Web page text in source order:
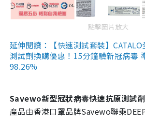
點擊圖片放大
延伸閱讀：【快速測試套裝】
測試劑換購優惠！15分鐘驗新冠病毒
98.26%
Savewo新型冠狀病毒快速抗原測試劑
產品由香港口罩品牌Savewo聯乘